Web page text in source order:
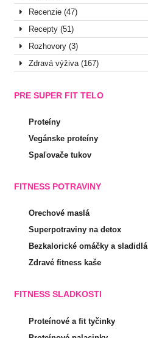
Recenzie(47)
Recepty(51)
Rozhovory(3)
Zdravá výživa(167)
PRE SUPER FIT TELO
Proteíny
Vegánske proteíny
Spaľovače tukov
FITNESS POTRAVINY
Orechové maslá
Superpotraviny na detox
Bezkalorické omáčky a sladidlá
Zdravé fitness kaše
FITNESS SLADKOSTI
Proteínové a fit tyčinky